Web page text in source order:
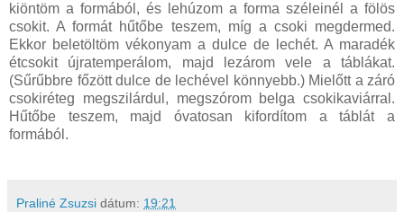
kiöntöm a formából, és lehúzom a forma széleinél a fölös
csokit. A formát hűtőbe teszem, míg a csoki megdermed.
Ekkor beletöltöm vékonyam a dulce de lechét. A maradék
étcsokit újratemperálom, majd lezárom vele a táblákat.
(Sűrűbbre főzött dulce de lechével könnyebb.) Mielőtt a záró
csokiréteg megszilárdul, megszórom belga csokikaviárral.
Hűtőbe teszem, majd óvatosan kifordítom a táblát a
formából.
Praliné Zsuzsi dátum: 19:21